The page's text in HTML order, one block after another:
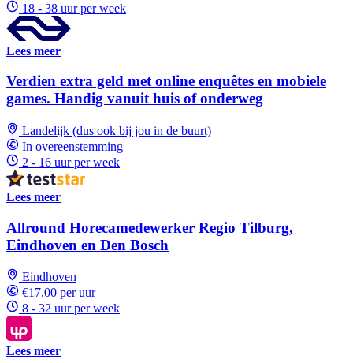
18 - 38 uur per week
Lees meer
Verdien extra geld met online enquêtes en mobiele
games. Handig vanuit huis of onderweg
Landelijk (dus ook bij jou in de buurt)
In overeenstemming
2 - 16 uur per week
Lees meer
Allround Horecamedewerker Regio Tilburg,
Eindhoven en Den Bosch
Eindhoven
€17,00 per uur
8 - 32 uur per week
Lees meer